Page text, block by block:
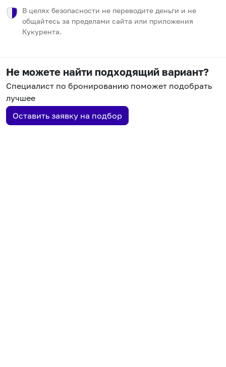
В целях безопасности не переводите деньги и не
общайтесь за пределами сайта или приложения
Кукурента.
Не можете найти подходящий вариант?
Специалист по бронированию поможет подобрать
лучшее
Оставить заявку на подбор